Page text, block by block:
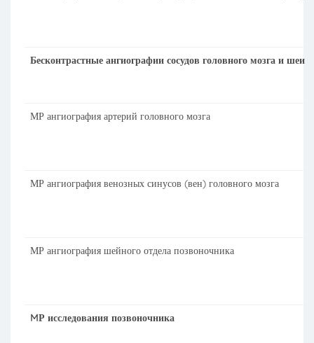
Бесконтрастные ангиографии сосудов головного мозга и шеи
МР ангиография артерий головного мозга
МР ангиография венозных синусов (вен) головного мозга
МР ангиография шейного отдела позвоночника
MР исследования позвоночника